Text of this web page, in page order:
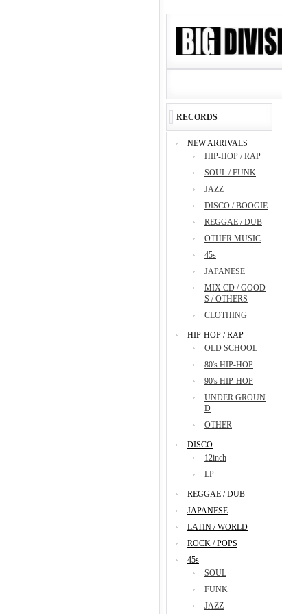
RECORDS
NEW ARRIVALS
HIP-HOP / RAP
SOUL / FUNK
JAZZ
DISCO / BOOGIE
REGGAE / DUB
OTHER MUSIC
45s
JAPANESE
MIX CD / GOOD
S / OTHERS
CLOTHING
HIP-HOP / RAP
OLD SCHOOL
80's HIP-HOP
90's HIP-HOP
UNDER GROUN
D
OTHER
DISCO
12inch
LP
REGGAE / DUB
JAPANESE
LATIN / WORLD
ROCK / POPS
45s
SOUL
FUNK
JAZZ